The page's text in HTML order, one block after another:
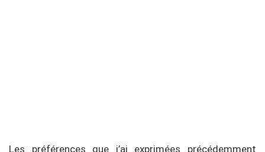
Les préférences que j’ai exprimées précédemment